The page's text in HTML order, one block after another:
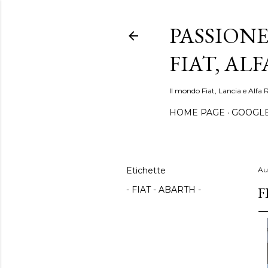
FIAT,
Il mondo Fiat, Lancia e
HOME PAGE
Etichette
- FIAT - ABARTH -